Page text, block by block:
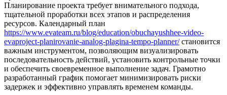
Планирование проекта требует внимательного подхода,
тщательной проработки всех этапов и распределения
ресурсов. Календарный план
https://www.evateam.ru/blog/education/obuchayushhee-video-
evaproject-planirovanie-analog-plagina-tempo-planner/становится
важным инструментом, позволяющим визуализировать
последовательность действий, установить контрольные точки
и обеспечить своевременное выполнение задач. Грамотно
разработанный график помогает минимизировать риски
задержек и эффективно управлять временем команды.